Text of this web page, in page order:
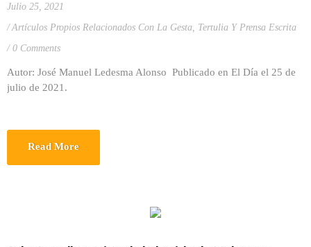
Julio 25, 2021
Artículos Propios Relacionados Con La Gesta, Tertulia Y Prensa Escrita
0 Comments
Autor: José Manuel Ledesma Alonso Publicado en El Día el 25 de
julio de 2021.
Read More